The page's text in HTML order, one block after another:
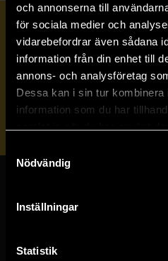
och annonserna till
för sociala medier och
vidarebefordrar även sådana
information från din enhet till
annons- och analysföretag
Dessa kan i sin tur kombinera
information som du har
Nödvändig
Inställningar
Statistik
Prenumerera på
Butiker & kundtjänst
Västerlånggatan 48